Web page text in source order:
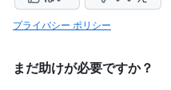
プライバシー ポリシー
まだ助けが必要ですか？